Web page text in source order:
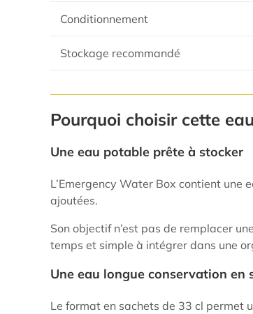
Conditionnement
Stockage recommandé
Pourquoi choisir cette
Une eau potable prête à stocker
L’Emergency Water Box contient une
ajoutées.
Son objectif n’est pas de remplacer
temps et simple à intégrer dans une
Une eau longue conservation en
Le format en sachets de 33 cl permet